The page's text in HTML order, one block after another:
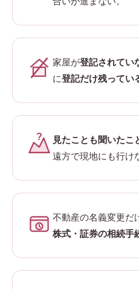
家屋が登記されてい
に登記だけ残ってい
? 見たことも聞いたこ
遠方で現地にも行け
不動産の名義変更だ
株式・証券の相続手